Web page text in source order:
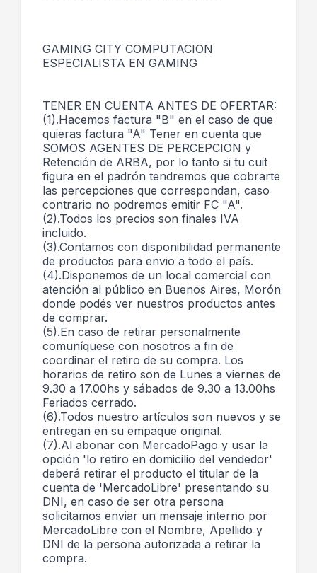
GAMING CITY COMPUTACION
ESPECIALISTA EN GAMING
TENER EN CUENTA ANTES DE OFERTAR:
(1).Hacemos factura "B" en el caso de que
quieras factura "A" Tener en cuenta que
SOMOS AGENTES DE PERCEPCION y
Retención de ARBA, por lo tanto si tu cuit
figura en el padrón tendremos que cobrarte
las percepciones que correspondan, caso
contrario no podremos emitir FC "A".
(2).Todos los precios son finales IVA
incluido.
(3).Contamos con disponibilidad permanente
de productos para envio a todo el país.
(4).Disponemos de un local comercial con
atención al público en Buenos Aires, Morón
donde podés ver nuestros productos antes
de comprar.
(5).En caso de retirar personalmente
comuníquese con nosotros a fin de
coordinar el retiro de su compra. Los
horarios de retiro son de Lunes a viernes de
9.30 a 17.00hs y sábados de 9.30 a 13.00hs
Feriados cerrado.
(6).Todos nuestro artículos son nuevos y se
entregan en su empaque original.
(7).Al abonar con MercadoPago y usar la
opción 'lo retiro en domicilio del vendedor'
deberá retirar el producto el titular de la
cuenta de 'MercadoLibre' presentando su
DNI, en caso de ser otra persona
solicitamos enviar un mensaje interno por
MercadoLibre con el Nombre, Apellido y
DNI de la persona autorizada a retirar la
compra.